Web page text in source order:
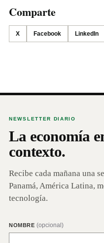
Comparte
X Facebook LinkedIn
NEWSLETTER DIARIO
La economía
contexto.
Recibe cada mañana una
Panamá, América Latina,
tecnología.
NOMBRE (opcional)